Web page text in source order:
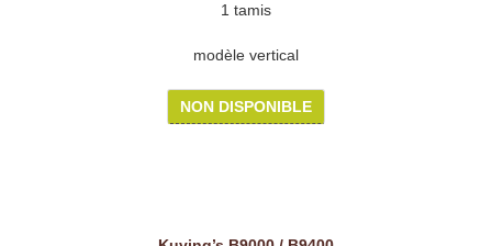
1 tamis
modèle vertical
NON DISPONIBLE